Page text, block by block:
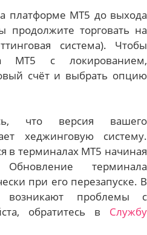
платформе MT5 до выхода
продолжите торговать на
система). Чтобы
МТ5 с локированием,
счёт и выбрать опцию
что версия вашего
хеджинговую систему.
в терминалах MT5 начиная
терминала
при его перезапуске. В
проблемы с
обратитесь в Службу